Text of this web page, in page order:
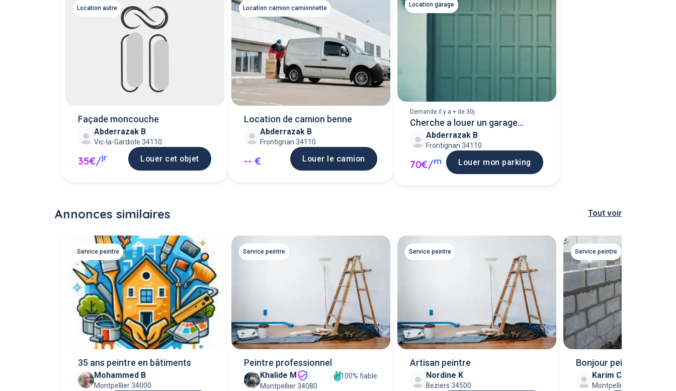
Location autre
Façade moncouche
Abderrazak B
Vic-la-Gardiole 34110
35€/jr Louer cet objet
Location camion camionnette
Location de camion benne
Abderrazak B
Frontignan 34110
-- € Louer le camion
Location garage
Demande il y a + de 30j
Cherche a louer un garage
ferméAbderrazak B
Frontignan 34110
70€/m Louer mon parking
Annonces similaires Tout voir
Service peintre
35 ans peintre en bâtiments
Mohammed B
Montpellier 34000
Service peintre
Peintre professionnel
Khalide M
100% fiable
Montpellier 34080
Service peintre
Artisan peintre
Nordine K
Beziers 34500
Service peintre
Bonjour peintre façadier
maçonnerie ca
Karim C
Montpellier 34000